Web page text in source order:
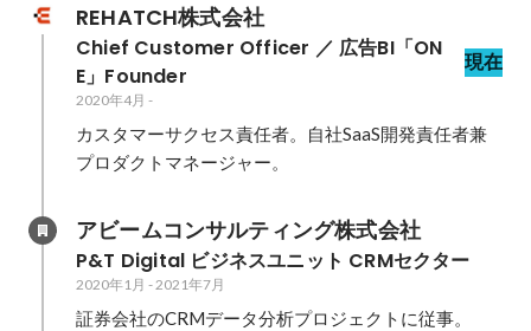
REHATCH株式会社
Chief Customer Officer ／ 広告BI「ON
E」Founder
現在
2020年4月 -
カスタマーサクセス責任者。自社SaaS開発責任者兼
プロダクトマネージャー。
アビームコンサルティング株式会社
P&T Digital ビジネスユニット CRMセクター
2020年1月 - 2021年7月
証券会社のCRMデータ分析プロジェクトに従事。